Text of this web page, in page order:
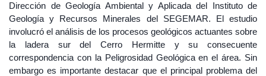
Dirección de Geología Ambiental y Aplicada del Instituto de
Geología y Recursos Minerales del SEGEMAR. El estudio
involucró el análisis de los procesos geológicos actuantes sobre
la ladera sur del Cerro Hermitte y su consecuente
correspondencia con la Peligrosidad Geológica en el área. Sin
embargo es importante destacar que el principal problema del